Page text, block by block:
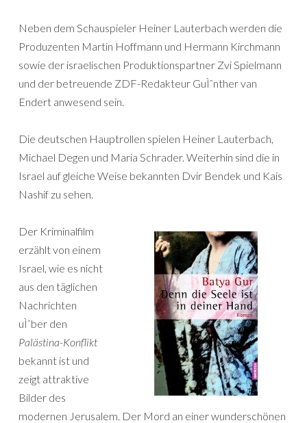
Neben dem Schauspieler Heiner Lauterbach werden die
Produzenten Martin Hoffmann und Hermann Kirchmann
sowie der israelischen Produktionspartner Zvi Spielmann
und der betreuende ZDF-Redakteur GuÌˆnther van
Endert anwesend sein.
Die deutschen Hauptrollen spielen Heiner Lauterbach,
Michael Degen und Maria Schrader. Weiterhin sind die in
Israel auf gleiche Weise bekannten Dvir Bendek und Kais
Nashif zu sehen.
Der Kriminalfilm
erzählt von einem
Israel, wie es nicht
aus den täglichen
Nachrichten
uÌˆber den
Palästina-Konflikt
bekannt ist und
zeigt attraktive
Bilder des
modernen Jerusalem. Der Mord an einer wunderschönen